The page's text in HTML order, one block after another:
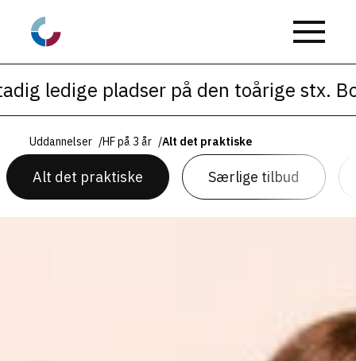
ledige pladser på den toårige stx.
Uddannelser /HF på 3 år /Alt det praktiske
Alt det praktiske Særlige tilbud